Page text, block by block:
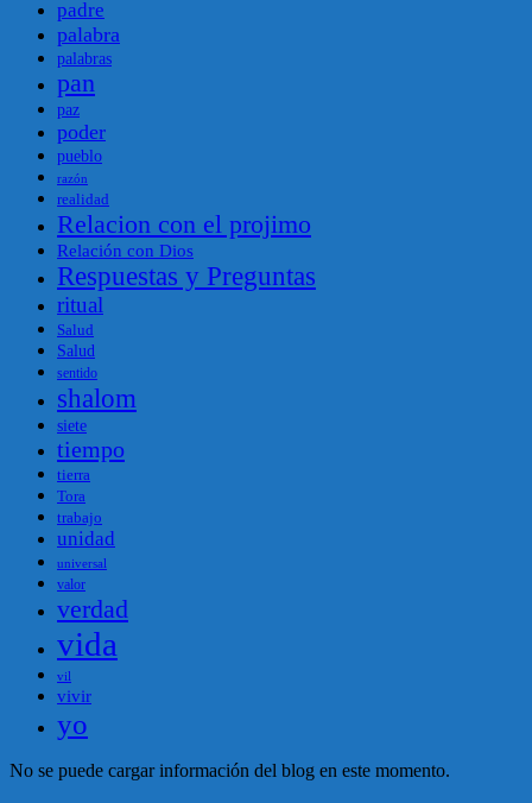
padre
palabra
palabras
pan
paz
poder
pueblo
razón
realidad
Relacion con el projimo
Relación con Dios
Respuestas y Preguntas
ritual
Salud
Salud
sentido
shalom
siete
tiempo
tierra
Tora
trabajo
unidad
universal
valor
verdad
vida
vil
vivir
yo
No se puede cargar información del blog en este momento.